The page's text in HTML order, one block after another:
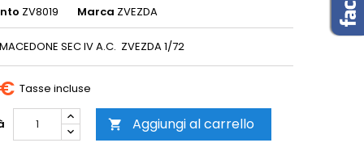
ZV8019 Marca ZVEZDA
SEC IV A.C. ZVEZDA 1/72
Tasse incluse
 Aggiungi al carrello